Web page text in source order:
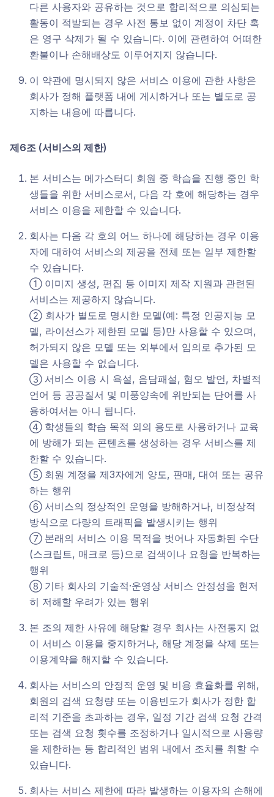
다른 사용자와 공유하는 것으로 합리적으로 의심되는
활동이 적발되는 경우 사전 통보 없이 계정이 차단 혹
은 영구 삭제가 될 수 있습니다. 이에 관련하여 어떠한
환불이나 손해배상도 이루어지지 않습니다.
이 약관에 명시되지 않은 서비스 이용에 관한 사항은
회사가 정해 플랫폼 내에 게시하거나 또는 별도로 공
지하는 내용에 따릅니다.
제6조 (서비스의 제한)
본 서비스는 메가스터디 회원 중 학습을 진행 중인 학
생들을 위한 서비스로서, 다음 각 호에 해당하는 경우
서비스 이용을 제한할 수 있습니다.
회사는 다음 각 호의 어느 하나에 해당하는 경우 이용
자에 대하여 서비스의 제공을 전체 또는 일부 제한할
수 있습니다.
① 이미지 생성, 편집 등 이미지 제작 지원과 관련된
서비스는 제공하지 않습니다.
② 회사가 별도로 명시한 모델(예: 특정 인공지능 모
델, 라이선스가 제한된 모델 등)만 사용할 수 있으며,
허가되지 않은 모델 또는 외부에서 임의로 추가된 모
델은 사용할 수 없습니다.
③ 서비스 이용 시 욕설, 음담패설, 혐오 발언, 차별적
언어 등 공공질서 및 미풍양속에 위반되는 단어를 사
용하여서는 아니 됩니다.
④ 학생들의 학습 목적 외의 용도로 사용하거나 교육
에 방해가 되는 콘텐츠를 생성하는 경우 서비스를 제
한할 수 있습니다.
⑤ 회원 계정을 제3자에게 양도, 판매, 대여 또는 공유
하는 행위
⑥ 서비스의 정상적인 운영을 방해하거나, 비정상적
방식으로 다량의 트래픽을 발생시키는 행위
⑦ 본래의 서비스 이용 목적을 벗어나 자동화된 수단
(스크립트, 매크로 등)으로 검색이나 요청을 반복하는
행위
⑧ 기타 회사의 기술적·운영상 서비스 안정성을 현저
히 저해할 우려가 있는 행위
본 조의 제한 사유에 해당할 경우 회사는 사전통지 없
이 서비스 이용을 중지하거나, 해당 계정을 삭제 또는
이용계약을 해지할 수 있습니다.
회사는 서비스의 안정적 운영 및 비용 효율화를 위해,
회원의 검색 요청량 또는 이용빈도가 회사가 정한 합
리적 기준을 초과하는 경우, 일정 기간 검색 요청 간격
또는 검색 요청 횟수를 조정하거나 일시적으로 사용량
을 제한하는 등 합리적인 범위 내에서 조치를 취할 수
있습니다.
회사는 서비스 제한에 따라 발생하는 이용자의 손해에